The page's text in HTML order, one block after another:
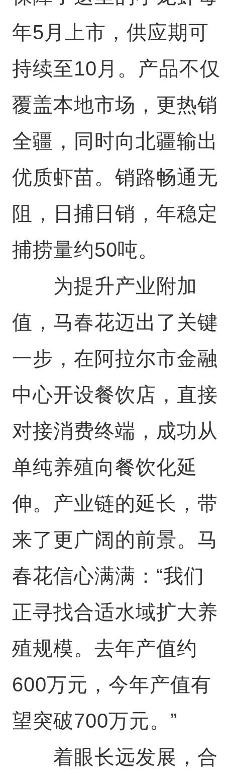
年5月上市，供应期可
持续至10月。产品不仅
覆盖本地市场，更热销
全疆，同时向北疆输出
优质虾苗。销路畅通无
阻，日捕日销，年稳定
捕捞量约50吨。
为提升产业附加
值，马春花迈出了关键
一步，在阿拉尔市金融
中心开设餐饮店，直接
对接消费终端，成功从
单纯养殖向餐饮化延
伸。产业链的延长，带
来了更广阔的前景。马
春花信心满满：“我们
正寻找合适水域扩大养
殖规模。去年产值约
600万元，今年产值有
望突破700万元。”
着眼长远发展，合